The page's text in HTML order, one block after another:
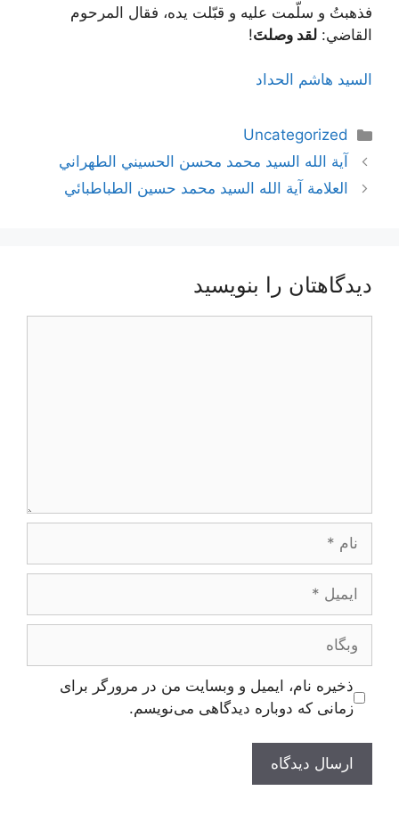
فذهبتُ و سلّمت عليه و قبّلت يده، فقال المرحوم
القاضي: لقد وصلتَ!
السيد هاشم الحداد
دسته‌ها
Uncategorized
ناوبری
نوشته‌ها
آية الله السيد محمد محسن الحسيني الطهراني
العلامة آية الله السيد محمد حسين الطباطبائي
دیدگاهتان را بنویسید
ایمیل
وبگاه
ذخیره نام، ایمیل و وبسایت من در مرورگر برای
زمانی که دوباره دیدگاهی می‌نویسم.